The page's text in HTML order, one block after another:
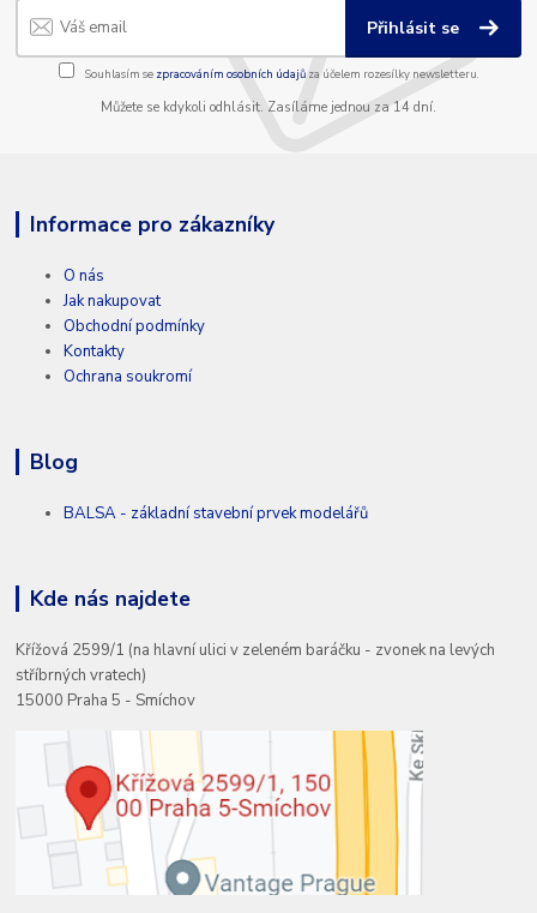
Přihlásit se
Souhlasím se zpracováním osobních údajůza účelem rozesílky newsletteru.
Můžete se kdykoli odhlásit. Zasíláme jednou za 14 dní.
Informace pro zákazníky
O nás
Jak nakupovat
Obchodní podmínky
Kontakty
Ochrana soukromí
Blog
BALSA - základní stavební prvek modelářů
Kde nás najdete
Křížová 2599/1 (na hlavní ulici v zeleném baráčku - zvonek na levých
stříbrných vratech)
15000 Praha 5 - Smíchov